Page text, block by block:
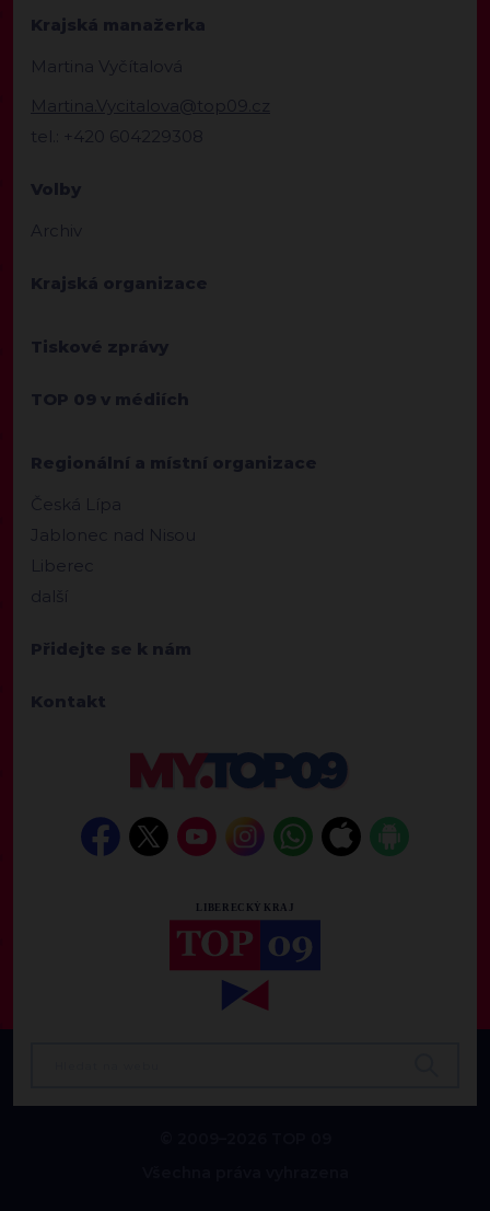
Krajská manažerka
Martina Vyčítalová
Martina.Vycitalova@top09.cz
tel.: +420 604229308
Volby
Archiv
Krajská organizace
Tiskové zprávy
TOP 09 v médiích
Regionální a místní organizace
Česká Lípa
Jablonec nad Nisou
Liberec
další
Přidejte se k nám
Kontakt